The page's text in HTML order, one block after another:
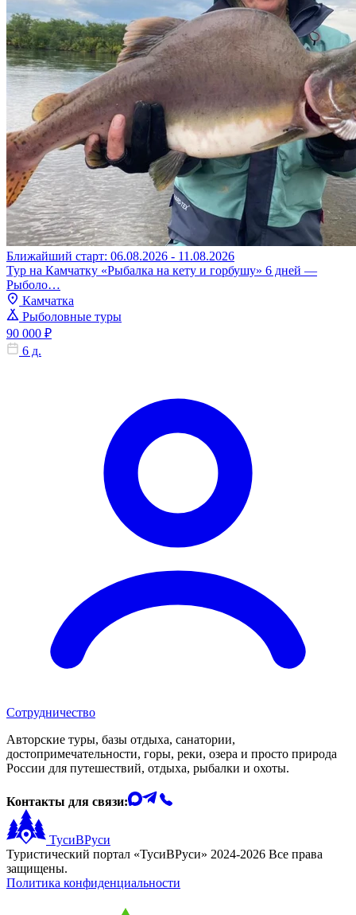
Ближайший старт: 06.08.2026 - 11.08.2026
Тур на Камчатку «Рыбалка на кету и горбушу» 6 дней —
Рыболо…
Камчатка
Рыболовные туры
90 000 ₽
6 д.
Сотрудничество
Авторские туры, базы отдыха, санатории,
достопримечательности, горы, реки, озера и просто природа
России для путешествий, отдыха, рыбалки и охоты.
Контакты для связи:
ТусиВРуси
Туристический портал «ТусиВРуси» 2024-2026 Все права
защищены.
Политика конфиденциальности